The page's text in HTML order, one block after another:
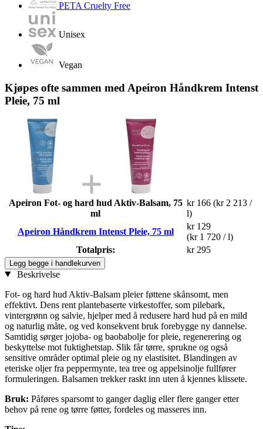
PETA Cruelty Free
Unisex
Vegan
Kjøpes ofte sammen med Apeiron Håndkrem Intenst
Pleie, 75 ml
Apeiron Fot- og hard hud Aktiv-Balsam, 75
ml
kr 166 (kr 2 213 /
l)
Apeiron Håndkrem Intenst Pleie, 75 ml
kr 129
(kr 1 720 / l)
Totalpris:
kr 295
Legg begge i handlekurven
Beskrivelse
Fot- og hard hud Aktiv-Balsam pleier føttene skånsomt, men
effektivt. Dens rent plantebaserte virkestoffer, som pilebark,
vintergrønn og salvie, hjelper med å redusere hard hud på en mild
og naturlig måte, og ved konsekvent bruk forebygge ny dannelse.
Samtidig sørger jojoba- og baobabolje for pleie, regenerering og
beskyttelse mot fuktighetstap. Slik får tørre, sprukne og også
sensitive områder optimal pleie og ny elastisitet. Blandingen av
eteriske oljer fra peppermynte, tea tree og appelsinolje fullfører
formuleringen. Balsamen trekker raskt inn uten å kjennes klissete.
Bruk: Påføres sparsomt to ganger daglig eller flere ganger etter
behov på rene og tørre føtter, fordeles og masseres inn.